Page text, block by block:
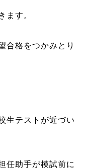
ます。
合格をつかみとり
生テストが近づい
任助手が模試前に